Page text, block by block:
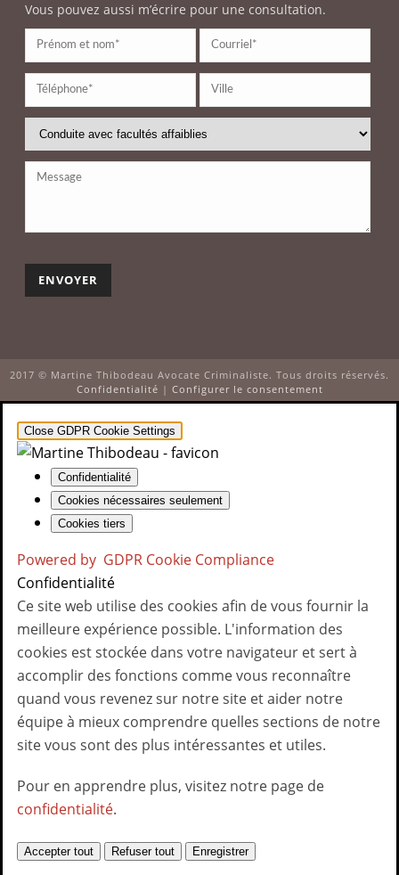
Vous pouvez aussi m’écrire pour une consultation.
2017 © Martine Thibodeau Avocate Criminaliste. Tous droits réservés.
Confidentialité | Configurer le consentement
Contactez-nous
Close GDPR Cookie Settings
Confidentialité
Cookies nécessaires seulement
Cookies tiers
Powered by GDPR Cookie Compliance
Confidentialité
Ce site web utilise des cookies afin de vous fournir la
meilleure expérience possible. L'information des
cookies est stockée dans votre navigateur et sert à
accomplir des fonctions comme vous reconnaître
quand vous revenez sur notre site et aider notre
équipe à mieux comprendre quelles sections de notre
site vous sont des plus intéressantes et utiles.
Pour en apprendre plus, visitez notre page de
confidentialité.
Accepter tout Refuser tout Enregistrer